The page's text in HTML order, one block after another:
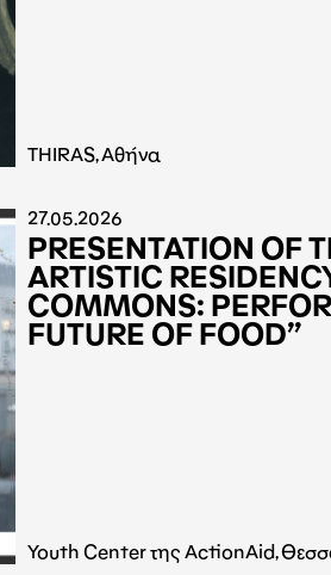
THIRAS, Αθήνα
27.05.2026
PRESENTATION OF
ARTISTIC
COMMONS:
FUTURE OF FOOD”
Youth Center της ActionAid,